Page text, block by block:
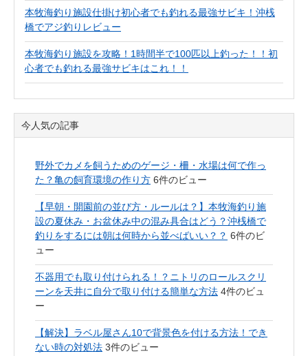
本牧海釣り施設仕掛け初心者でも釣れる最強サビキ！沖桟
橋でアジ釣りレビュー
本牧海釣り施設を攻略！1時間半で100匹以上釣った！！初
心者でも釣れる最強サビキはこれ！！
今人気の記事
野外でカメを飼うためのゲージ・柵・水場は何で作っ
た？亀の飼育環境の作り方 6件のビュー
【早朝・開園前の並び方・ルールは？】本牧海釣り施
設の夏休み・お盆休み中の混み具合はどう？沖桟橋で
釣りをするには朝は何時から並べばいい？？ 6件のビ
ュー
不器用でも取り付けられる！？ニトリのロールスクリ
ーンを天井に自分で取り付ける簡単な方法 4件のビュ
ー
【解決】ラベル屋さん10で背景色を付ける方法！でき
ない時の対処法 3件のビュー